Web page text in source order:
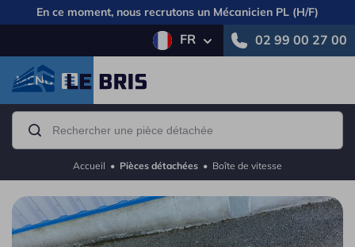
En ce moment, nous recrutons un Mécanicien PL (H/F)
FR 02 99 00 27 00
MENU
Accueil • Pièces détachées • Boîte de vitesse